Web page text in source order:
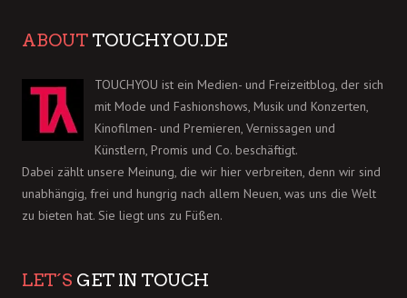
ABOUT TOUCHYOU.DE
TOUCHYOU ist ein Medien- und Freizeitblog, der sich
mit Mode und Fashionshows, Musik und Konzerten,
Kinofilmen- und Premieren, Vernissagen und
Künstlern, Promis und Co. beschäftigt.
Dabei zählt unsere Meinung, die wir hier verbreiten, denn wir sind
unabhängig, frei und hungrig nach allem Neuen, was uns die Welt
zu bieten hat. Sie liegt uns zu Füßen.
LET´S GET IN TOUCH